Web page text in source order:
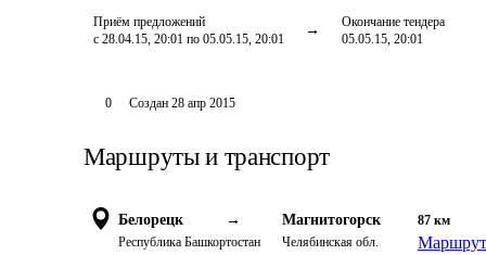
Приём предложений
с 28.04.15, 20:01 по 05.05.15, 20:01
Окончание тендера
05.05.15, 20:01
0 Создан 28 апр 2015
Маршруты и транспорт
Белорецк →
Республика Башкортостан
Магнитогорск
Челябинская обл.
87 км
Маршрут